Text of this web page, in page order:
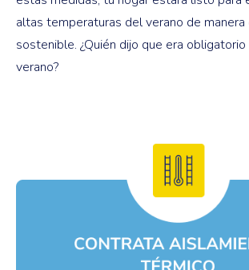
altas temperaturas del verano de
sostenible. ¿Quién dijo que era
verano?